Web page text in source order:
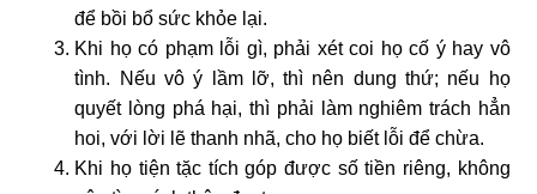
để bồi bổ sức khỏe lại.
Khi họ có phạm lỗi gì, phải xét coi họ cố ý hay vô
tình. Nếu vô ý lầm lỡ, thì nên dung thứ; nếu họ
quyết lòng phá hại, thì phải làm nghiêm trách hẳn
hoi, với lời lẽ thanh nhã, cho họ biết lỗi để chừa.
Khi họ tiện tặc tích góp được số tiền riêng, không